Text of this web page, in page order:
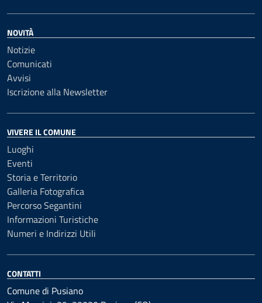
NOVITÀ
Notizie
Comunicati
Avvisi
Iscrizione alla Newsletter
VIVERE IL COMUNE
Luoghi
Eventi
Storia e Territorio
Galleria Fotografica
Percorso Segantini
Informazioni Turistiche
Numeri e Indirizzi Utili
CONTATTI
Comune di Pusiano